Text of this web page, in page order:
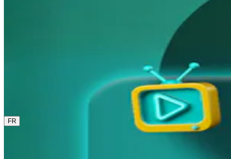
La langue actuelle est le français. Sélectionne une autre langue
FR